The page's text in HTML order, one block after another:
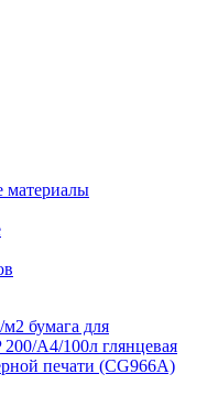
бумага для
200/A4/100л глянцевая
печати (CG966A)